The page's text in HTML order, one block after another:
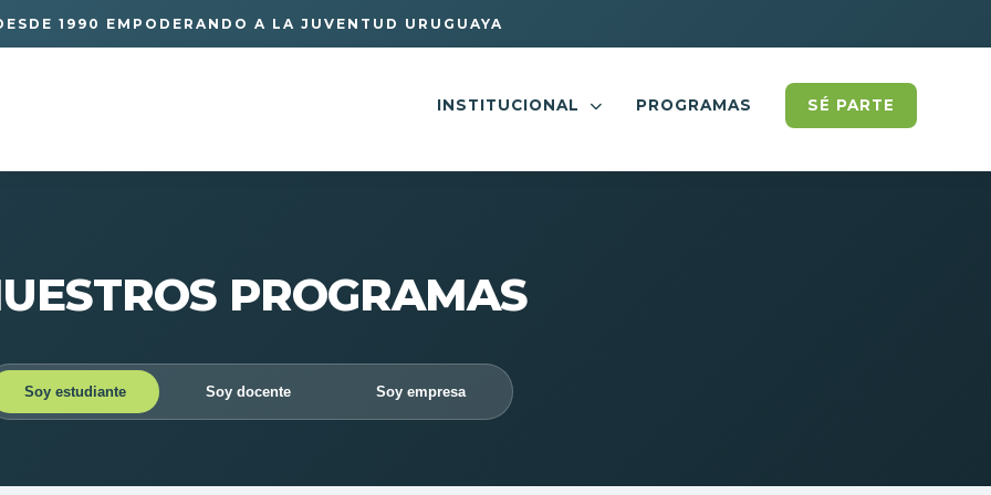
1990 EMPODERANDO A LA JUVENTUD URUGUAYA
INSTITUCIONAL PROGRAMAS SÉ PARTE
PROGRAMAS
Soy estudiante Soy docente Soy empresa